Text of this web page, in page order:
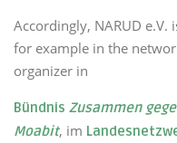
Accordingly, NARUD
for example in the
organizer in
Bündnis Zusammen
Moabit, im